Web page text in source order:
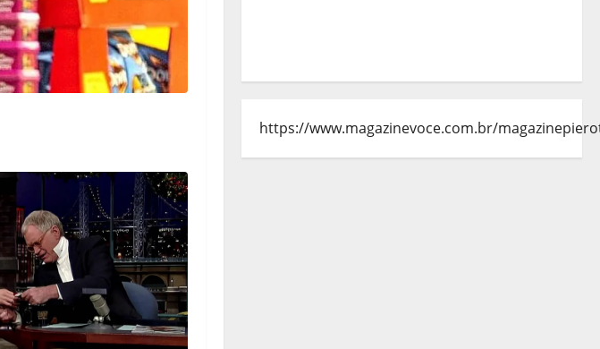
https://www.magazinevoce.com.br/